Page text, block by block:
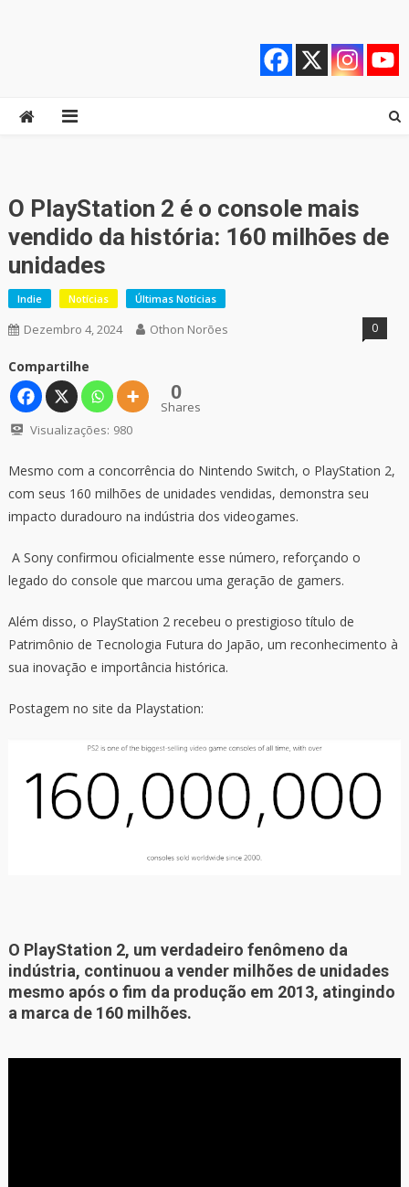
Quebrando o Controle
O PlayStation 2 é o console mais
vendido da história: 160 milhões de
unidades
Indie Notícias Últimas Notícias
Dezembro 4, 2024 Othon Norões 0
Compartilhe
0
Shares
Visualizações: 980
Mesmo com a concorrência do Nintendo Switch, o PlayStation 2,
com seus 160 milhões de unidades vendidas, demonstra seu
impacto duradouro na indústria dos videogames.
A Sony confirmou oficialmente esse número, reforçando o
legado do console que marcou uma geração de gamers.
Além disso, o PlayStation 2 recebeu o prestigioso título de
Patrimônio de Tecnologia Futura do Japão, um reconhecimento à
sua inovação e importância histórica.
Postagem no site da Playstation:
O PlayStation 2, um verdadeiro fenômeno da
indústria, continuou a vender milhões de unidades
mesmo após o fim da produção em 2013, atingindo
a marca de 160 milhões.